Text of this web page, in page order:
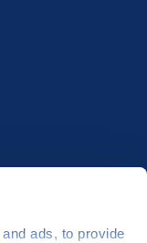
ads, to provide
server hostingu od